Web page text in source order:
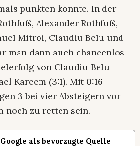
punkten konnte. In der
Alexander Rothfuß,
Mitroi, Claudiu Belu und
man dann auch chancenlos
von Claudiu Belu
Kareem (3:1). Mit 0:16
3 bei vier Absteigern vor
noch zu retten sein.
Google als bevorzugte Quelle